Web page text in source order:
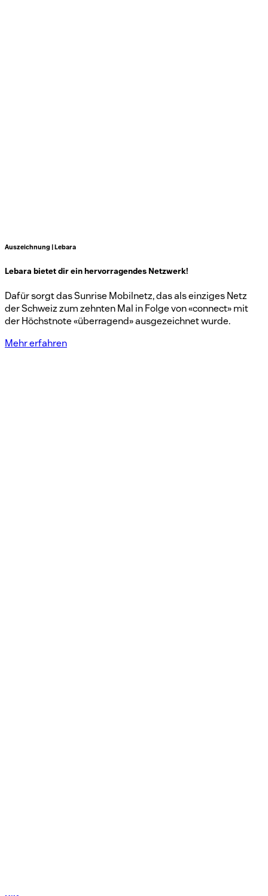
Auszeichnung | Lebara
Lebara bietet dir ein hervorragendes Netzwerk!
Dafür sorgt das Sunrise Mobilnetz, das als einziges Netz
der Schweiz zum zehnten Mal in Folge von «connect» mit
der Höchstnote «überragend» ausgezeichnet wurde.
Mehr erfahren